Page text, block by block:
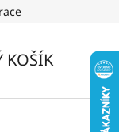
KOŠÍK